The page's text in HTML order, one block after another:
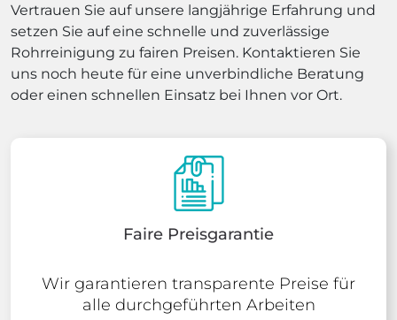
Vertrauen Sie auf unsere langjährige Erfahrung und
setzen Sie auf eine schnelle und zuverlässige
Rohrreinigung zu fairen Preisen. Kontaktieren Sie
uns noch heute für eine unverbindliche Beratung
oder einen schnellen Einsatz bei Ihnen vor Ort.
Faire Preisgarantie
Wir garantieren transparente Preise für
alle durchgeführten Arbeiten